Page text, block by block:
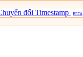
đổi Timestamp BETA